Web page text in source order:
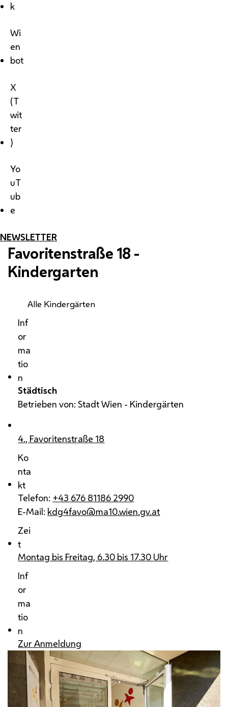
k
Wi
en
bot
X
(T
wit
ter
)
Yo
uT
ub
e
NEWSLETTER
Favoritenstraße 18 -
Kindergarten
Alle Kindergärten
Inf
or
ma
tio
n
Städtisch
Betrieben von: Stadt Wien - Kindergärten
4., Favoritenstraße 18
Ko
nta
kt
Telefon: +43 676 81186 2990
E-Mail: kdg4favo@ma10.wien.gv.at
Zei
t
Montag bis Freitag, 6.30 bis 17.30 Uhr
Inf
or
ma
tio
n
Zur Anmeldung